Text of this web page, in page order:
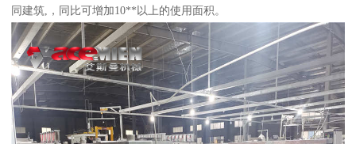
同建筑,，同比可增加10**以上的使用面积。